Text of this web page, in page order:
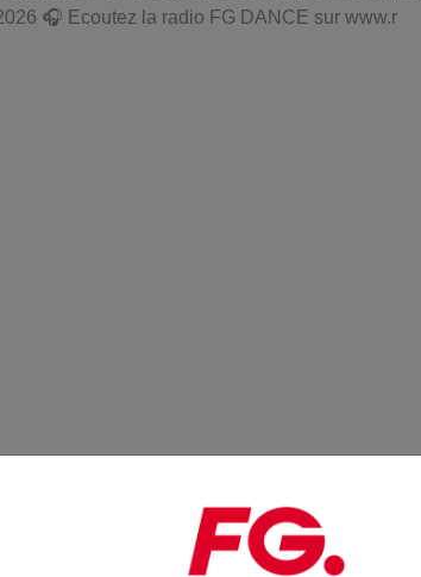
🎧 Ecoutez la radio FG DANCE sur www.r